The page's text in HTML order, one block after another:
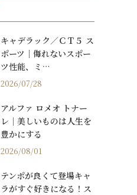
キャデラック／ＣＴ５ ス
ポーツ｜侮れないスポー
ツ性能、ミ…
2026/07/28
アルファ ロメオ トナー
レ｜美しいものは人生を
豊かにする
2026/08/01
テンポが良くて登場キャ
ラがすぐ好きになる！ス